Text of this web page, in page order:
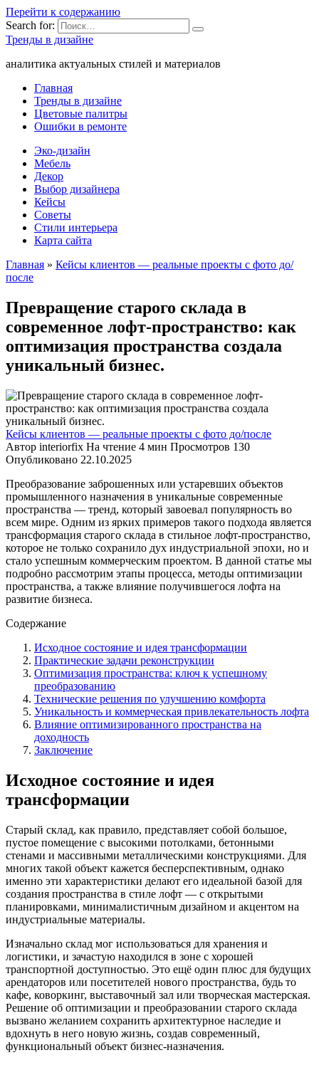
Перейти к содержанию
Search for:
Тренды в дизайне
аналитика актуальных стилей и материалов
Главная
Тренды в дизайне
Цветовые палитры
Ошибки в ремонте
Эко-дизайн
Мебель
Декор
Выбор дизайнера
Кейсы
Советы
Стили интерьера
Карта сайта
Главная » Кейсы клиентов — реальные проекты с фото до/
после
Превращение старого склада в
современное лофт-пространство: как
оптимизация пространства создала
уникальный бизнес.
Кейсы клиентов — реальные проекты с фото до/после
Автор interiorfix На чтение 4 мин Просмотров 130
Опубликовано 22.10.2025
Преобразование заброшенных или устаревших объектов
промышленного назначения в уникальные современные
пространства — тренд, который завоевал популярность во
всем мире. Одним из ярких примеров такого подхода является
трансформация старого склада в стильное лофт-пространство,
которое не только сохранило дух индустриальной эпохи, но и
стало успешным коммерческим проектом. В данной статье мы
подробно рассмотрим этапы процесса, методы оптимизации
пространства, а также влияние получившегося лофта на
развитие бизнеса.
Содержание
Исходное состояние и идея трансформации
Практические задачи реконструкции
Оптимизация пространства: ключ к успешному
преобразованию
Технические решения по улучшению комфорта
Уникальность и коммерческая привлекательность лофта
Влияние оптимизированного пространства на
доходность
Заключение
Исходное состояние и идея
трансформации
Старый склад, как правило, представляет собой большое,
пустое помещение с высокими потолками, бетонными
стенами и массивными металлическими конструкциями. Для
многих такой объект кажется бесперспективным, однако
именно эти характеристики делают его идеальной базой для
создания пространства в стиле лофт — с открытыми
планировками, минималистичным дизайном и акцентом на
индустриальные материалы.
Изначально склад мог использоваться для хранения и
логистики, и зачастую находился в зоне с хорошей
транспортной доступностью. Это ещё один плюс для будущих
арендаторов или посетителей нового пространства, будь то
кафе, коворкинг, выставочный зал или творческая мастерская.
Решение об оптимизации и преобразовании старого склада
вызвано желанием сохранить архитектурное наследие и
вдохнуть в него новую жизнь, создав современный,
функциональный объект бизнес-назначения.